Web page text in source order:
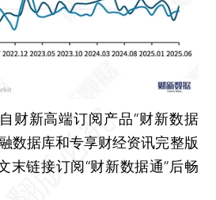
新高端订阅产品“财新数据
数据库和专享财经资讯完整版
末链接订阅“财新数据通”后畅